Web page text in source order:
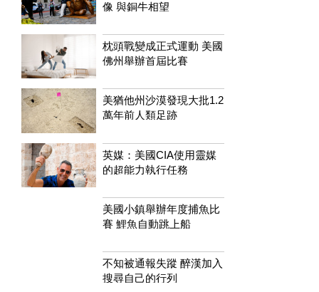
像 與銅牛相望
枕頭戰變成正式運動 美國
佛州舉辦首屆比賽
美猶他州沙漠發現大批1.2
萬年前人類足跡
英媒：美國CIA使用靈媒
的超能力執行任務
美國小鎮舉辦年度捕魚比
賽 鯉魚自動跳上船
不知被通報失蹤 醉漢加入
搜尋自己的行列